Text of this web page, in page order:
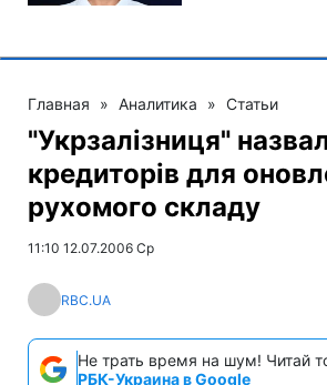
Главная » Аналитика » Статьи
"Укрзалізниця"
кредиторів для
рухомого складу
11:10 12.07.2006 Ср
RBC.UA
Не трать время на шум! Читай
РБК-Украина в Google